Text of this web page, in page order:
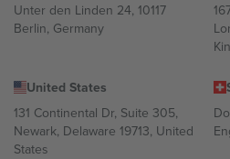
Unter den Linden 24, 10117
Berlin, Germany
United States
131 Continental Dr, Suite 305,
Newark, Delaware 19713, United
States